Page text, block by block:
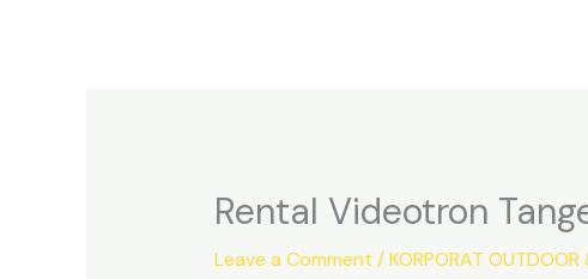
Rental Videotron
Leave a Comment /KORPORAT OUTDOOR